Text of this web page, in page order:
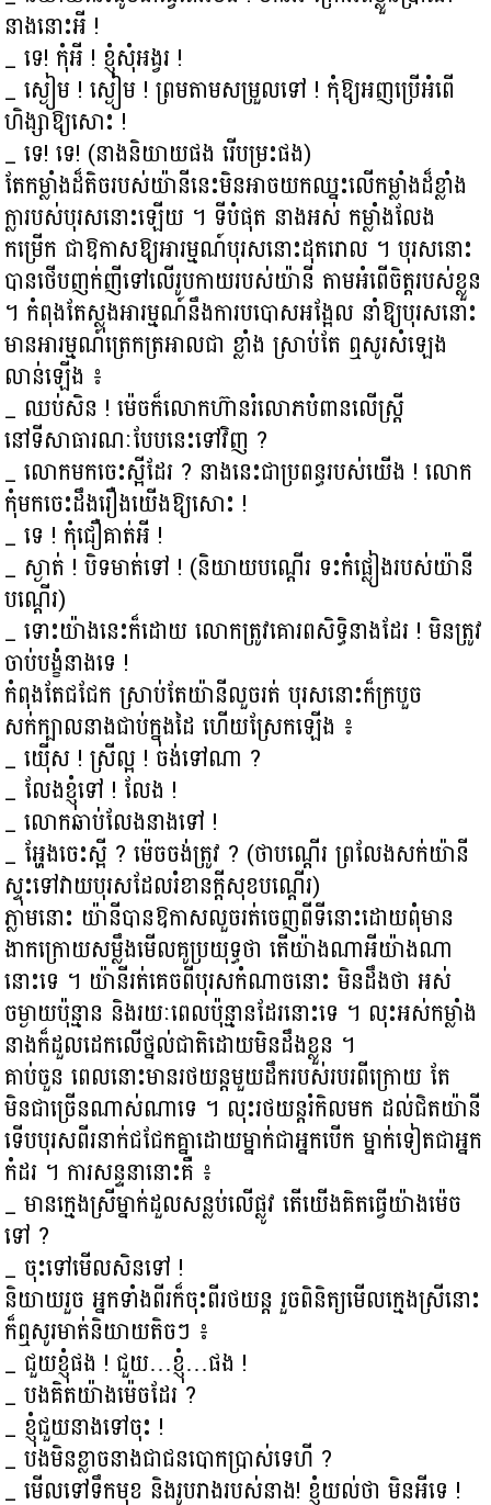
នាងនោះអី !
_ ទេ! កុំអី ! ខ្ញុំសុំអង្វរ !
_ ស្ងៀម ! ស្ងៀម ! ព្រមតាមសម្រួលទៅ ! កុំឱ្យអញប្រើអំពើ
ហិង្សាឱ្យសោះ !
_ ទេ! ទេ! (នាងនិយាយផង រើបម្រះផង)
តែកម្លាំងដ៏តិចរបស់យ៉ានីនេះមិនអាចយកឈ្នះលើកម្លាំងដ៏ខ្លាំង
ក្លារបស់បុរសនោះឡើយ ។ ទីបំផុត នាងអស់ កម្លាំងលែង
កម្រើក ជាឱកាសឱ្យអារម្មណ៍បុរសនោះដុតរោល ។ បុរសនោះ
បានថើបញក់ញីទៅលើរូបកាយរបស់យ៉ានី តាមអំពើចិត្តរបស់ខ្លួន
។ កំពុងតែស្លុងអារម្មណ៍នឹងការបបោសអង្អែល នាំឱ្យបុរសនោះ
មានអារម្មណ៍ត្រេកត្រអាលជា ខ្លាំង ស្រាប់តែ ឮសូរសំឡេង
លាន់ឡើង ៖
_ ឈប់សិន ! ម៉េចក៏លោកហ៊ានរំលោភបំពានលើស្ត្រី
នៅទីសាធារណៈបែបនេះទៅវិញ ?
_ លោកមកចេះស្អីដែរ ? នាងនេះជាប្រពន្ធរបស់យើង ! លោក
កុំមកចេះដឹងរឿងយើងឱ្យសោះ !
_ ទេ ! កុំជឿគាត់អី !
_ ស្ងាត់ ! បិទមាត់ទៅ ! (និយាយបណ្ដើរ ទះកំផ្លៀងរបស់យ៉ានី
បណ្ដើរ)
_ ទោះយ៉ាងនេះក៏ដោយ លោកត្រូវគោរពសិទ្ធិនាងដែរ ! មិនត្រូវ
ចាប់បង្ខំនាងទេ !
កំពុងតែជជែក ស្រាប់តែយ៉ានីលួចរត់ បុរសនោះក៏ក្របួច
សក់ក្បាលនាងជាប់ក្នុងដៃ ហើយស្រែកឡើង ៖
_ យ៉ើស ! ស្រីល្អ ! ចង់ទៅណា ?
_ លែងខ្ញុំទៅ ! លែង !
_ លោកឆាប់លែងនាងទៅ !
_ អ្ហែងចេះស្អី ? ម៉េចចង់ត្រូវ ? (ថាបណ្ដើរ ព្រលែងសក់យ៉ានី
ស្ទុះទៅវាយបុរសដែលរំខានក្ដីសុខបណ្ដើរ)
ភ្លាមនោះ យ៉ានីបានឱកាសលួចរត់ចេញពីទីនោះដោយពុំមាន
ងាកក្រោយសម្លឹងមើលគូប្រយុទ្ធថា តើយ៉ាងណាអីយ៉ាងណា
នោះទេ ។ យ៉ានីរត់គេចពីបុរសកំណាចនោះ មិនដឹងថា អស់
ចម្ងាយប៉ុន្មាន និងរយៈពេលប៉ុន្មានដែរនោះទេ ។ លុះអស់កម្លាំង
នាងក៏ដួលដេកលើថ្នល់ជាតិដោយមិនដឹងខ្លួន ។
គាប់ចួន ពេលនោះមានរថយន្តមួយដឹករបស់របរពីក្រោយ តែ
មិនជាច្រើនណាស់ណាទេ ។ លុះរថយន្តរំកិលមក ដល់ជិតយ៉ានី
ទើបបុរសពីរនាក់ជជែកគ្នាដោយម្នាក់ជាអ្នកបើក ម្នាក់ទៀតជាអ្នក
កំដរ ។ ការសន្ទនានោះគឺ ៖
_ មានក្មេងស្រីម្នាក់ដួលសន្លប់លើផ្លូវ តើយើងគិតធ្វើយ៉ាងម៉េច
ទៅ ?
_ ចុះទៅមើលសិនទៅ !
និយាយរួច អ្នកទាំងពីរក៏ចុះពីរថយន្ត រួចពិនិត្យមើលក្មេងស្រីនោះ
ក៏ឮសូរមាត់និយាយតិចៗ ៖
_ ជួយខ្ញុំផង ! ជួយ…ខ្ញុំ…ផង !
_ បងគិតយ៉ាងម៉េចដែរ ?
_ ខ្ញុំជួយនាងទៅចុះ !
_ បងមិនខ្លាចនាងជាជនបោកប្រាស់ទេហី ?
_ មើលទៅទឹកមុខ និងរូបរាងរបស់នាង! ខ្ញុំយល់ថា មិនអីទេ !